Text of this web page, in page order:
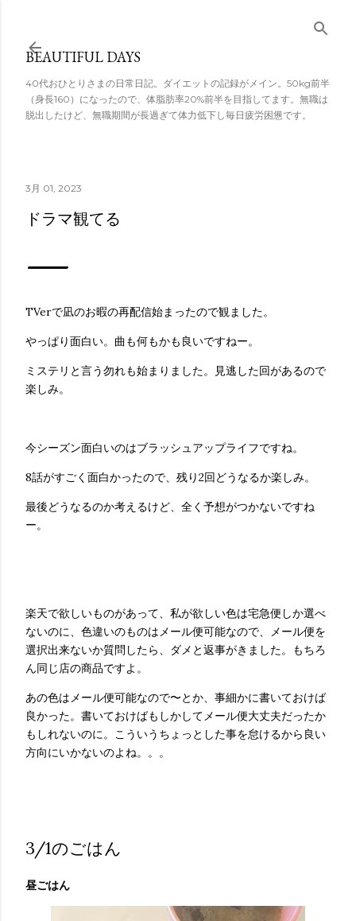
スキップしてメ
イン コンテンツ
に移動
BEAUTIFUL DAYS
40代おひとりさまの日常日記。ダイエットの記録がメイン。50kg前半
（身長160）になったので、体脂肪率20%前半を目指してます。無職は
脱出したけど、無職期間が長過ぎて体力低下し毎日疲労困憊です。
3月 01, 2023
ドラマ観てる
TVerで凪のお暇の再配信始まったので観ました。
やっぱり面白い。曲も何もかも良いですねー。
ミステリと言う勿れも始まりました。見逃した回があるので
楽しみ。
今シーズン面白いのはブラッシュアップライフですね。
8話がすごく面白かったので、残り2回どうなるか楽しみ。
最後どうなるのか考えるけど、全く予想がつかないですね
ー。
楽天で欲しいものがあって、私が欲しい色は宅急便しか選べ
ないのに、色違いのものはメール便可能なので、メール便を
選択出来ないか質問したら、ダメと返事がきました。もちろ
ん同じ店の商品ですよ。
あの色はメール便可能なので〜とか、事細かに書いておけば
良かった。書いておけばもしかしてメール便大丈夫だったか
もしれないのに。こういうちょっとした事を怠けるから良い
方向にいかないのよね。。。
3/1のごはん
昼ごはん